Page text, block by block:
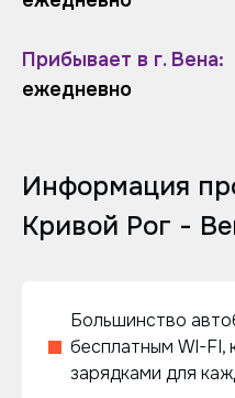
Прибывает в г. Вена:
ежедневно
Информация
Кривой Рог -
Большинство
бесплатным WI-FI,
зарядками для